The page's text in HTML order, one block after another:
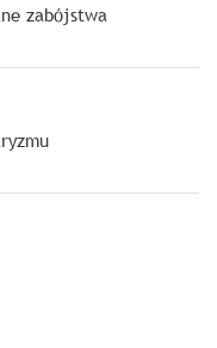
zabójstwa